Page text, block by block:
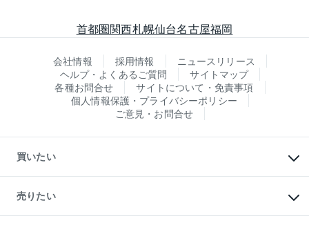
首都圏関西札幌仙台名古屋福岡
会社情報 採用情報
ニュースリリース
ヘルプ・よくあるご質問
サイトマップ
各種お問合せ
サイトについて・免責事項
個人情報保護・プライバシーポリシー
ご意見・お問合せ
買いたい
新築・分譲マンションの購入
中古マンションの購入
一戸建ての購入
売りたい